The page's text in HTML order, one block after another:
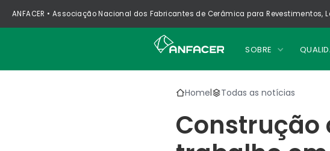
ANFACER • Associação Nacional dos Fabricantes de Cerâmica para Revestimentos,
SOBRE
Home| Todas as notícias
Construção